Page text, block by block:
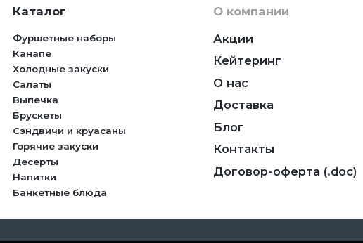
Каталог
Фуршетные наборы
Канапе
Холодные закуски
Салаты
Выпечка
Брускеты
Сэндвичи и круасаны
Горячие закуски
Десерты
Напитки
Банкетные блюда
О компании
Акции
Кейтеринг
О нас
Доставка
Блог
Контакты
Договор-оферта (.doc)